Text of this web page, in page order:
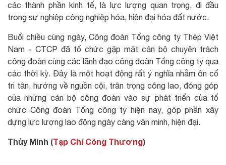
các thành phần kinh tế, là lực lượng quan trọng, đi đầu
trong sự nghiệp công nghiệp hóa, hiện đại hóa đất nước.
Buổi chiều cùng ngày, Công đoàn Tổng công ty Thép Việt
Nam - CTCP đã tổ chức gặp mặt cán bộ chuyên trách
công đoàn cùng các lãnh đạo công đoàn Tổng công ty qua
các thời kỳ. Đây là một hoạt động rất ý nghĩa nhằm ôn cố
tri tân, hướng về nguồn cội, trân trọng công lao, đóng góp
của những cán bộ công đoàn vào sự phát triển của tổ
chức Công đoàn Tổng công ty hiện nay, góp phần xây
dựng lực lượng lao động ngày càng văn minh, hiện đại.
Thủy Minh (Tạp Chí Công Thương)